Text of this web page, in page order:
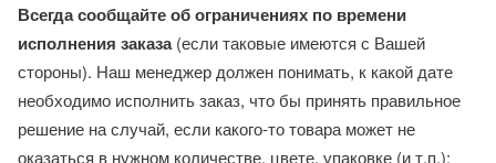
Всегда сообщайте об ограничениях по времени
исполнения заказа(если таковые имеются с Вашей
стороны). Наш менеджер должен понимать, к какой дате
необходимо исполнить заказ, что бы принять правильное
решение на случай, если какого-то товара может не
оказаться в нужном количестве, цвете, упаковке (и т.п.):